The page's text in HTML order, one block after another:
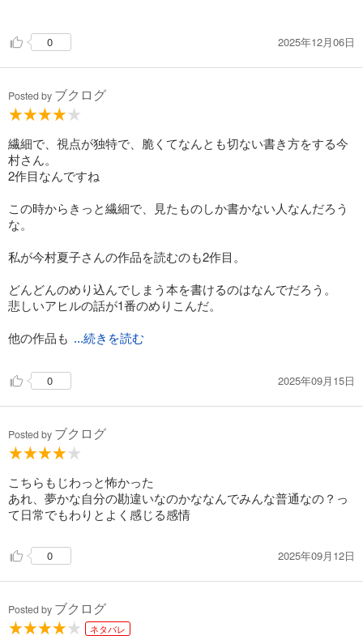
くて毎日祈りさえしてた事。
それが小さなきっかけで手が届きそうになったら…なんだか身
な気もしますが、この先どうなるのかな。
おばあちゃんと兄妹が出会う話が両方の視点で描かれます。
家族の誰とも血が繋がっておらず離れで暮らしているおばあち
ゃんの、一見穏やかに見える生活と
て明るくはない日常。
胸をざわざわさせるトリガーがこれでもかと仕込まれていま
0 2025年12月06日
Posted by ブクログ
繊細で、視点が独特で、脆くてなんとも切ない書き方をする今
村さん。
2作目なんですね
この時からきっと繊細で、見たものしか書かない人なんだろう
な。
私が今村夏子さんの作品を読むのも2作目。
どんどんのめり込んでしまう本を書けるのはなんでだろう。
悲しいアヒルの話が1番のめりこんだ。
他の作品も ...続きを読む
0 2025年09月15日
Posted by ブクログ
こちらもじわっと怖かった
あれ、夢かな自分の勘違いなのかななんでみんな普通なの？っ
て日常でもわりとよく感じる感情
0 2025年09月12日
Posted by ブクログ
ネタバレ